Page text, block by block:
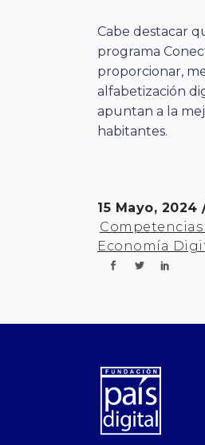
Cabe destacar
programa
proporcionar,
alfabetización
apuntan a la
habitantes.
15 Mayo, 2024
Economía